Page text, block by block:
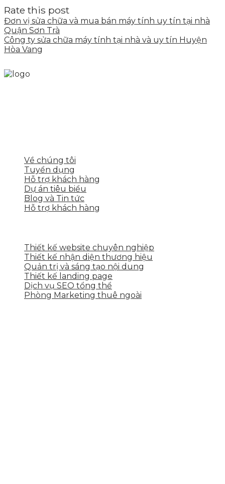
Rate this post
Đơn vị sửa chữa và mua bán máy tính uy tín tại nhà
Quận Sơn Trà
Công ty sửa chữa máy tính tại nhà và uy tín Huyện
Hòa Vang
Về chúng tôi
Tuyển dụng
Hỗ trợ khách hàng
Dự án tiêu biểu
Blog và Tin tức
Hỗ trợ khách hàng
Thiết kế website chuyên nghiệp
Thiết kế nhận diện thương hiệu
Quản trị và sáng tạo nội dung
Thiết kế landing page
Dịch vụ SEO tổng thể
Phòng Marketing thuê ngoài